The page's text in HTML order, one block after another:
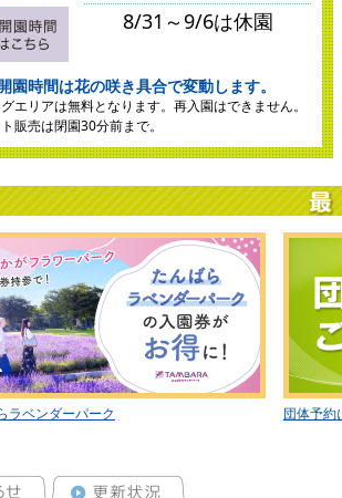
8/31～9/6は休園
園時間は花の咲き具合で変動します。
エリアは無料となります。再入園はできません。
販売は閉園30分前まで。
ラベンダーパーク 団体予約